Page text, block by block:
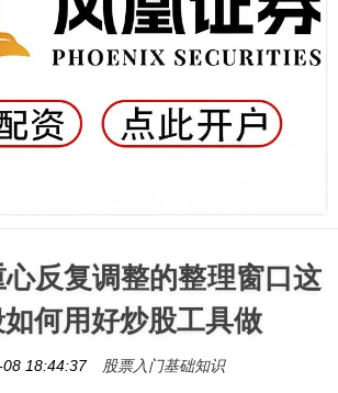
反复调整的整理窗口这
何用好炒股工具做
18:44:37 股票入门基础知识